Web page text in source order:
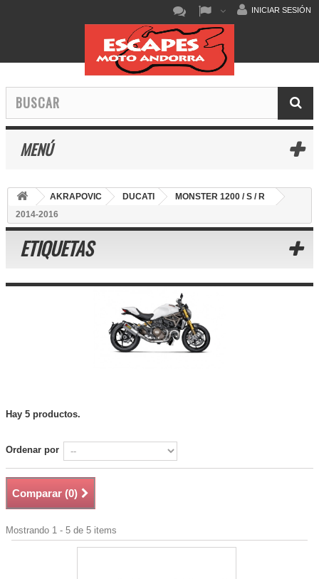
INICIAR SESIÓN
MENÚ
AKRAPOVIC DUCATI
MONSTER 1200 / S / R
2014-2016
ETIQUETAS
Hay 5 productos.
Ordenar por
Comparar (0)
Mostrando 1 - 5 de 5 items